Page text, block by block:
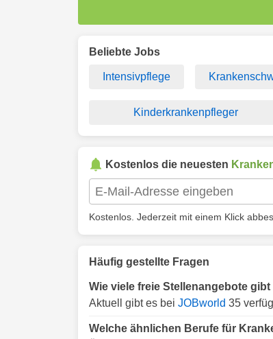
Beliebte Jobs
Intensivpflege
Kinderkrankenpfleger
Kostenlos die neuesten
Kostenlos. Jederzeit mit einem Klick
Häufig gestellte Fragen
Wie viele freie Stellenangebote
Aktuell gibt es bei JOBworld 35
Welche ähnlichen Berufe für